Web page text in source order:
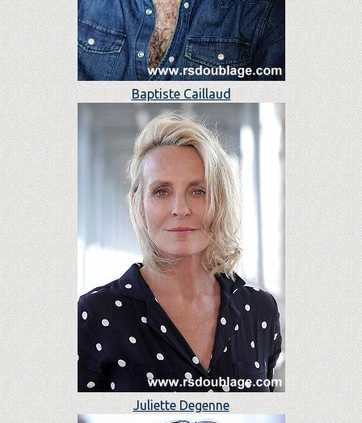
Baptiste Caillaud
Juliette Degenne